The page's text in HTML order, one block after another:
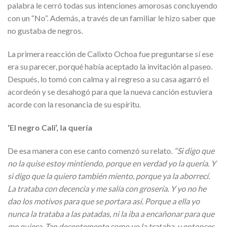
palabra le cerró todas sus intenciones amorosas concluyendo
con un “No”. Además, a través de un familiar le hizo saber que
no gustaba de negros.
La primera reacción de Calixto Ochoa fue preguntarse sí ese
era su parecer, porqué había aceptado la invitación al paseo.
Después, lo tomó con calma y al regreso a su casa agarró el
acordeón y se desahogó para que la nueva canción estuviera
acorde con la resonancia de su espíritu.
‘El negro Cali’, la quería
De esa manera con ese canto comenzó su relato. “Si digo que
no la quise estoy mintiendo, porque en verdad yo la quería. Y
si digo que la quiero también miento, porque ya la aborrecí.
La trataba con decencia y me salía con grosería. Y yo no he
dao los motivos para que se portara así. Porque a ella yo
nunca la trataba a las patadas, ni la iba a encañonar para que